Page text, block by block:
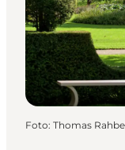
Foto: Thomas